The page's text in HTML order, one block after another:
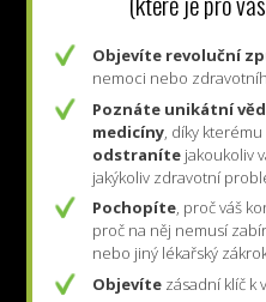
Objevíte revoluční
nemoci nebo
Poznáte unikátní
medicíny, díky kterému
odstraníte jakoukoliv
jakýkoliv zdravotní
Pochopíte, proč váš
proč na něj nemusí
nebo jiný lékařský
Objevíte zásadní klíč k